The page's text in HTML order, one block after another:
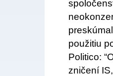
použitiu
Politico:
zničení